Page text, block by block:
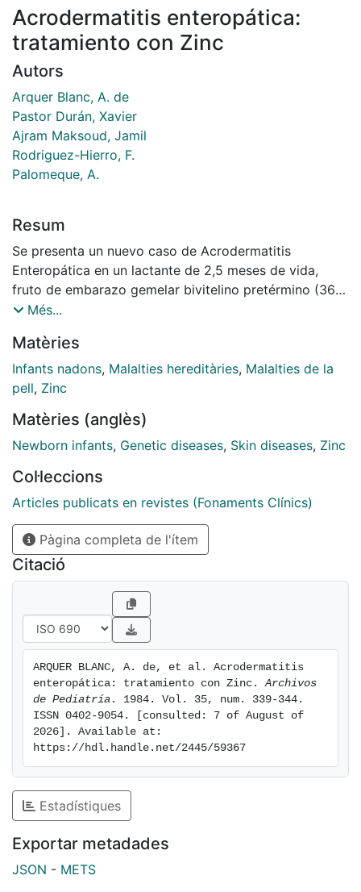
Acrodermatitis enteropática:
tratamiento con Zinc
Autors
Arquer Blanc, A. de
Pastor Durán, Xavier
Ajram Maksoud, Jamil
Rodriguez-Hierro, F.
Palomeque, A.
Resum
Se presenta un nuevo caso de Acrodermatitis
Enteropática en un lactante de 2,5 meses de vida,
fruto de embarazo gemelar bivitelino pretérmino (36
S), de aparición gradual desde los 15 días de vida.
desde su nacimiento, al igual que su hermano gemelo
que no presentó la enfermedad. Entre los exámenes
complementarios destacaba una importante
alteraciones en la inmunidad celular, rasgos de
inmadurez cerebral en el EEG y discreta atrofia
Tratamiento con sulfato de Zinc a la dosis de 10
mg/Kg/día hizo remitir el cuadro clínico y analítico en
pocos días. A los 4 meses de edad abandonó el
tratamiento, reapareciendo a los 22 días los síntomas
digestivos y cutáneos; la zincemia en ese momento
era elevada (175 mcg/dl). Esta falta de relación entre
la zincemia y la clínica sugiere que en la
Acrodermatitis Enteropática el defecto de transporte
del Zn afecta no sólo al enterocito sino también a
mantener el tratamiento y fijar la dosis debe ser clínico
y no analítico.
Més...
Matèries
Infants nadons, Malalties hereditàries, Malalties de la
pell, Zinc
Matèries (anglès)
Newborn infants, Genetic diseases, Skin diseases, Zinc
Col·leccions
Articles publicats en revistes (Fonaments Clínics)
Pàgina completa de l'ítem
Citació
ARQUER BLANC, A. de, et al. Acrodermatitis
enteropática: tratamiento con Zinc. Archivos
de Pediatría . 1984. Vol. 35, num. 339-344.
ISSN 0402-9054. [consulted: 7 of August of
2026]. Available at:
https://hdl.handle.net/2445/59367
Estadístiques
Exportar metadades
JSON - METS